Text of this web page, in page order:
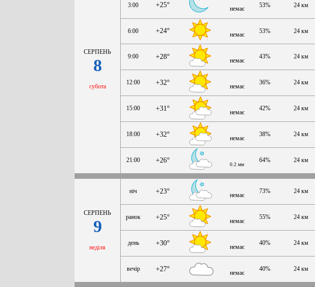
СЕРПЕНЬ
8
субота
3:00 +25° немає 53% 24 км
6:00 +24° немає 53% 24 км
9:00 +28° немає
43% 24 км
12:00 +32° немає
36% 24 км
15:00 +31° немає
42% 24 км
18:00 +32° немає
38% 24 км
21:00 +26°
0.2 мм
64% 24 км
СЕРПЕНЬ
9
неділя
ніч +23° немає
73% 24 км
ранок +25° немає
55% 24 км
день +30° немає
40% 24 км
вечір +27° немає
40% 24 км